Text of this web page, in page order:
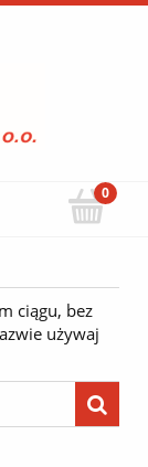
ciągu, bez
używaj